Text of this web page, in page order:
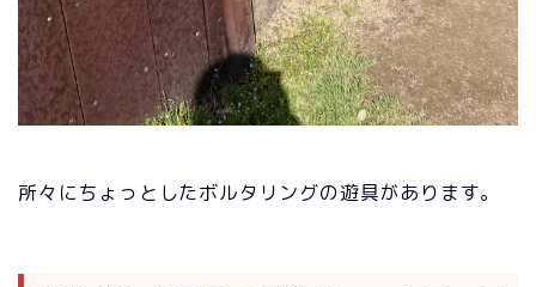
所々にちょっとしたボルタリングの遊具があります。